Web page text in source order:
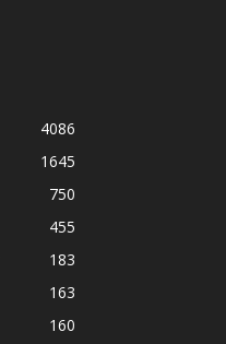
4086
1645
750
455
183
163
160